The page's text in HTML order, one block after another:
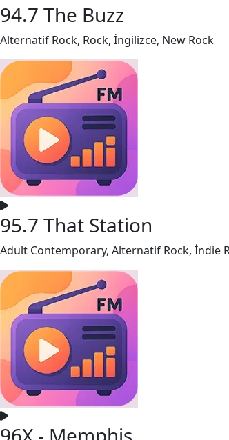
94.7 The Buzz
Alternatif Rock, Rock, İngilizce, New Rock
95.7 That Station
Adult Contemporary, Alternatif Rock, İndie